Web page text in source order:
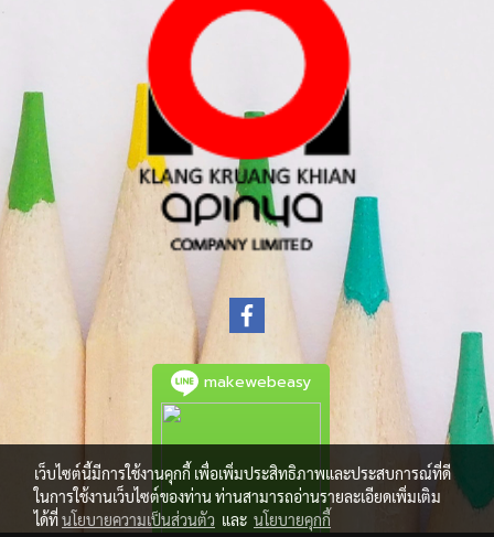
makewebeasy
เว็บไซต์นี้มีการใช้งานคุกกี้ เพื่อเพิ่มประสิทธิภาพและประสบการณ์ที่ดี
ในการใช้งานเว็บไซต์ของท่าน ท่านสามารถอ่านรายละเอียดเพิ่มเติม
ได้ที่นโยบายความเป็นส่วนตัว และ นโยบายคุกกี้